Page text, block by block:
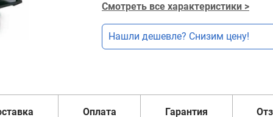
Смотреть все характеристики >
Нашли дешевле? Снизим цену!
Оплата Гарантия